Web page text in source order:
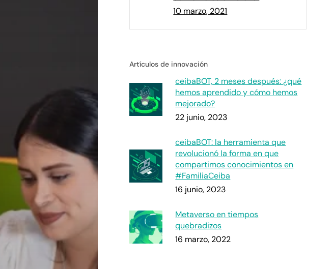
10 marzo, 2021
Artículos de innovación
ceibaBOT, 2 meses después: ¿qué
hemos aprendido y cómo hemos
mejorado?
22 junio, 2023
ceibaBOT: la herramienta que
revolucionó la forma en que
compartimos conocimientos en
#FamiliaCeiba
16 junio, 2023
Metaverso en tiempos
quebradizos
16 marzo, 2022